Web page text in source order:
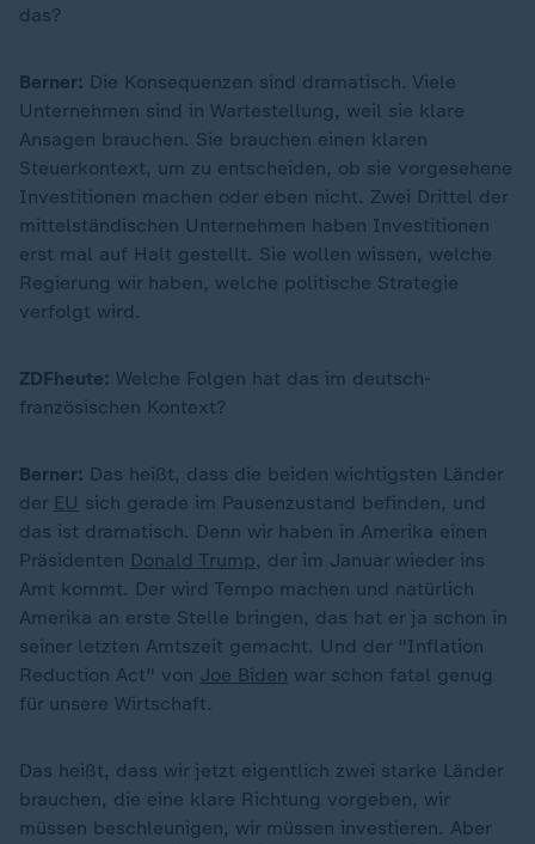
das?
Berner: Die Konsequenzen sind dramatisch. Viele
Unternehmen sind in Wartestellung, weil sie klare
Ansagen brauchen. Sie brauchen einen klaren
Steuerkontext, um zu entscheiden, ob sie vorgesehene
Investitionen machen oder eben nicht. Zwei Drittel der
mittelständischen Unternehmen haben Investitionen
erst mal auf Halt gestellt. Sie wollen wissen, welche
Regierung wir haben, welche politische Strategie
verfolgt wird.
ZDFheute: Welche Folgen hat das im deutsch-
französischen Kontext?
Berner: Das heißt, dass die beiden wichtigsten Länder
der EU sich gerade im Pausenzustand befinden, und
das ist dramatisch. Denn wir haben in Amerika einen
Präsidenten Donald Trump, der im Januar wieder ins
Amt kommt. Der wird Tempo machen und natürlich
Amerika an erste Stelle bringen, das hat er ja schon in
seiner letzten Amtszeit gemacht. Und der "Inflation
Reduction Act" von Joe Biden war schon fatal genug
für unsere Wirtschaft.
Das heißt, dass wir jetzt eigentlich zwei starke Länder
brauchen, die eine klare Richtung vorgeben, wir
müssen beschleunigen, wir müssen investieren. Aber